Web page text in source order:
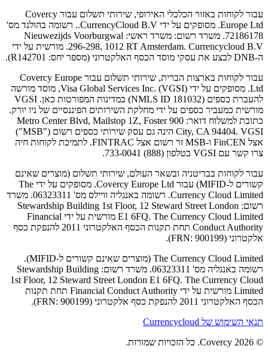
עבור לקוחות באזור הכלכלי האירופי, שירותי תשלום עבור Covercy
Europe Ltd. מסופקים על ידי CurrencyCloud B.V.. רשומה בהולנד מס'
72186178. משרד רשום: משרד ראשי: Nieuwezijds Voorburgwal
296-298, 1012 RT Amsterdam. Currencycloud B.V. מורשית על ידי
ה-DNB לבצע את עסקי מוסד הכסף האלקטרוני (מספר יחס: R142701).
עבור לקוחות בארצות הברית, שירותי תשלום עבור Covercy Europe
Ltd. מסופקים על ידי Visa Global Services Inc. (VGSI), מוסד מורשה
להעברת כספים (NMLS ID 181032) במדינות המפורטות כאן. VGSI
מורשית כמעביר כספים על ידי מחלקת השירותים הפיננסיים של ניו יורק.
כתובת למשלוח דואר: 900 Metro Center Blvd, Mailstop 1Z, Foster
City, CA 94404. VGSI הינה גם עסק שירותי כספים רשום ("MSB")
אצל FinCEN ו-MSB זר רשום אצל FINTRAC. לתמיכת לקוחות חיה
צרו קשר עם VGSI בטלפון (888) 733-0041.
עבור לקוחות בבריטניה ובשאר העולם, שירותי תשלום (מוצרים שאינם
קשורים ל-MIFID) עבור Covercy Europe Ltd. מסופקים על ידי The
Currency Cloud Limited. רשומה באנגליה וויילס מס' 06323311. משרד
רשום: Stewardship Building 1st Floor, 12 Steward Street London
E1 6FQ. The Currency Cloud Limited מורשית על ידי Financial
Conduct Authority תחת תקנות הכסף האלקטרוני 2011 להנפקת כסף
אלקטרוני (FRN: 900199).
The Currency Cloud Limited (מוצרים שאינם קשורים ל-MIFID).
רשומה באנגליה מס' 06323311. משרד רשום: Stewardship Building
1st Floor, 12 Steward Street London E1 6FQ. The Currency Cloud
Limited מורשית על ידי Financial Conduct Authority תחת תקנות
הכסף האלקטרוני 2011 להנפקת כסף אלקטרוני (FRN: 900199).
תנאי השימוש של Currencycloud
© 2026 Covercy. כל הזכויות שמורות.